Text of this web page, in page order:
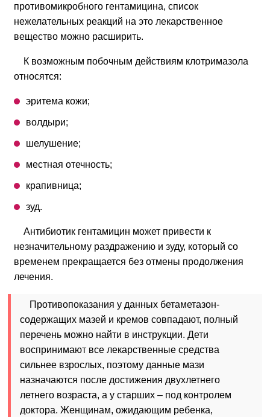
противомикробного гентамицина, список
нежелательных реакций на это лекарственное
вещество можно расширить.
К возможным побочным действиям клотримазола
относятся:
эритема кожи;
волдыри;
шелушение;
местная отечность;
крапивница;
зуд.
Антибиотик гентамицин может привести к
незначительному раздражению и зуду, который со
временем прекращается без отмены продолжения
лечения.
Противопоказания у данных бетаметазон-
содержащих мазей и кремов совпадают, полный
перечень можно найти в инструкции. Дети
воспринимают все лекарственные средства
сильнее взрослых, поэтому данные мази
назначаются после достижения двухлетнего
летнего возраста, а у старших – под контролем
доктора. Женщинам, ожидающим ребенка,